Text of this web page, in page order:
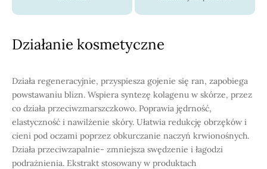
Działanie kosmetyczne
Działa regeneracyjnie, przyspiesza gojenie się ran, zapobiega
powstawaniu blizn. Wspiera syntezę kolagenu w skórze, przez
co działa przeciwzmarszczkowo. Poprawia jędrność,
elastyczność i nawilżenie skóry. Ułatwia redukcję obrzęków i
cieni pod oczami poprzez obkurczanie naczyń krwionośnych.
Działa przeciwzapalnie- zmniejsza swędzenie i łagodzi
podrażnienia. Ekstrakt stosowany w produktach